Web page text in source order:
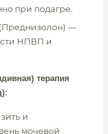
при подагре.
—
НПВП и
терапия
и
мочевой